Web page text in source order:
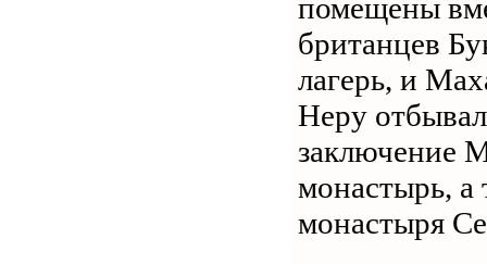
помещены
британцев
лагерь, и
Неру
заключение
монастырь, а
монастыря